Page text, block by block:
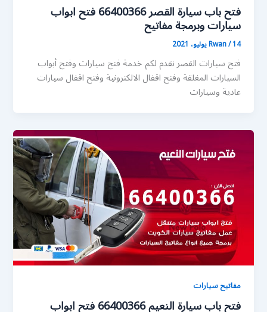
فتح باب سيارة القصر 66400366 فتح ابواب
سيارات وبرمجة مفاتيح
Rwan/14 يوليو، 2021
فتح سيارات القصر نقدم لكم خدمة فتح سيارات وفتح أبواب
السيارات المغلقة وفتح اقفال الالكترونية وفتح اقفال سيارات
عادية وسيارات
مفاتيح سيارات
فتح باب سيارة النعيم 66400366 فتح ابواب